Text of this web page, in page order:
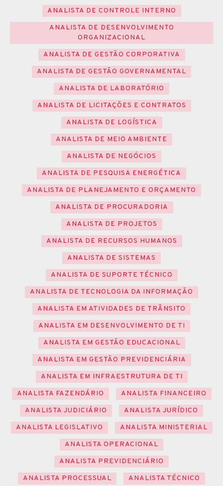
ANALISTA DE CONTROLE INTERNO
ANALISTA DE DESENVOLVIMENTO
ORGANIZACIONAL
ANALISTA DE GESTÃO CORPORATIVA
ANALISTA DE GESTÃO GOVERNAMENTAL
ANALISTA DE LABORATÓRIO
ANALISTA DE LICITAÇÕES E CONTRATOS
ANALISTA DE LOGÍSTICA
ANALISTA DE MEIO AMBIENTE
ANALISTA DE NEGÓCIOS
ANALISTA DE PESQUISA ENERGÉTICA
ANALISTA DE PLANEJAMENTO E ORÇAMENTO
ANALISTA DE PROCURADORIA
ANALISTA DE PROJETOS
ANALISTA DE RECURSOS HUMANOS
ANALISTA DE SISTEMAS
ANALISTA DE SUPORTE TÉCNICO
ANALISTA DE TECNOLOGIA DA INFORMAÇÃO
ANALISTA EM ATIVIDADES DE TRÂNSITO
ANALISTA EM DESENVOLVIMENTO DE TI
ANALISTA EM GESTÃO EDUCACIONAL
ANALISTA EM GESTÃO PREVIDENCIÁRIA
ANALISTA EM INFRAESTRUTURA DE TI
ANALISTA FAZENDÁRIO
ANALISTA FINANCEIRO
ANALISTA JUDICIÁRIO
ANALISTA JURÍDICO
ANALISTA LEGISLATIVO
ANALISTA MINISTERIAL
ANALISTA OPERACIONAL
ANALISTA PREVIDENCIÁRIO
ANALISTA PROCESSUAL
ANALISTA TÉCNICO